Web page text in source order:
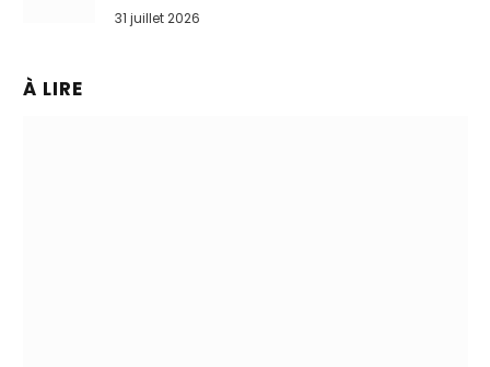
31 juillet 2026
À LIRE